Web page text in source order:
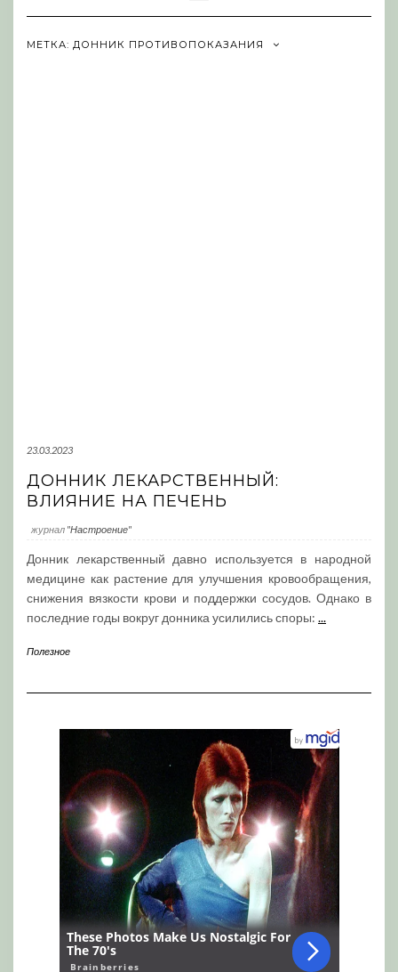
Navigation
МЕТКА: ДОННИК ПРОТИВОПОКАЗАНИЯ
23.03.2023
ДОННИК ЛЕКАРСТВЕННЫЙ:
ВЛИЯНИЕ НА ПЕЧЕНЬ
журнал "Настроение"
Донник лекарственный давно используется в народной
медицине как растение для улучшения кровообращения,
снижения вязкости крови и поддержки сосудов. Однако в
последние годы вокруг донника усилились споры: ...
Полезное